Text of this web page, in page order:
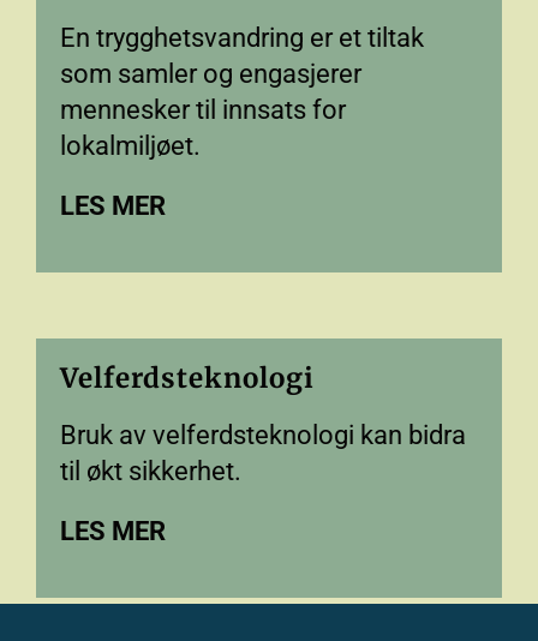
En trygghetsvandring er et tiltak
som samler og engasjerer
mennesker til innsats for
lokalmiljøet.
LES MER
Velferdsteknologi
Bruk av velferdsteknologi kan bidra
til økt sikkerhet.
LES MER